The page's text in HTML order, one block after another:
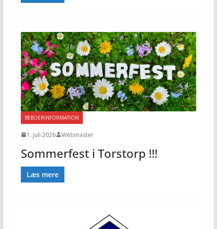
BEBOERINFORMATION
1. juli 2026 Webmaster
Sommerfest i Torstorp !!!
Læs mere